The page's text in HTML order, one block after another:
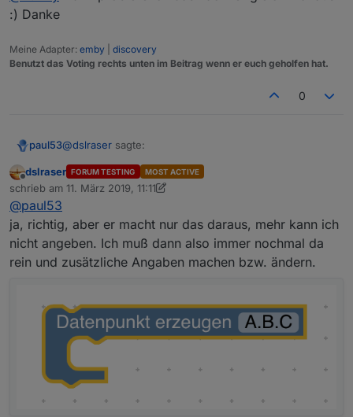
und Neu) oder?
Gruß
:) Danke
Meine Adapter: emby
discovery
Benutzt das Voting rechts unten im Beitrag wenn er euch geholfen hat.
0
paul53@dslraser sagte:
aber ohne jegliche Angaben zum Ort wo es
Instanz-Nummer) erzeugt.
Offline
dslraser FORUM TESTING MOST ACTIVE
schrieb am 11. März 2019, 11:11
zuletzt editiert von dslraser3. Nov. 2019, 12:12
@paul53
ja, richtig, aber er macht nur das daraus, mehr kann ich
nicht angeben. Ich muß dann also immer nochmal da
rein und zusätzliche Angaben machen bzw. ändern.